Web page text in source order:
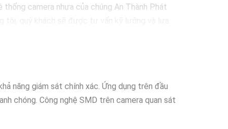
camera nhựa của chúng An Thành Phát
năng giám sát chính xác. Ứng dụng trên đầu
chóng. Công nghệ SMD trên camera quan sát